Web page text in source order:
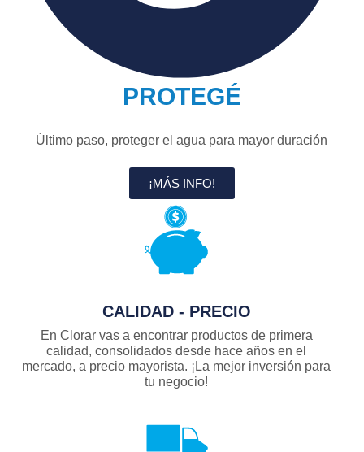
PROTEGÉ
Último paso, proteger el agua para mayor duración
¡MÁS INFO!
CALIDAD - PRECIO
En Clorar vas a encontrar productos de primera
calidad, consolidados desde hace años en el
mercado, a precio mayorista. ¡La mejor inversión para
tu negocio!